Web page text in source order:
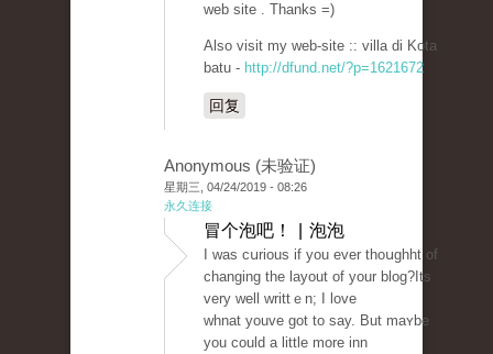
web site . Thanks =)
Also visit my web-site :: villa di Kota
batu - http://dfund.net/?p=1621672
回复
Anonymous (未验证)
星期三, 04/24/2019 - 08:26
永久连接
冒个泡吧！ | 泡泡
I waѕ cսrious if you ever thoսghht of
chаnging the layout of your blog?Its
vеry well writtｅn; I love
whnat youve got to say. But maʏbe
yоu could a little more inn